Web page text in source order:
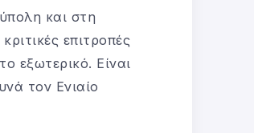
και στη
επιτροπές
εξωτερικό. Είναι
τον Ενιαίο